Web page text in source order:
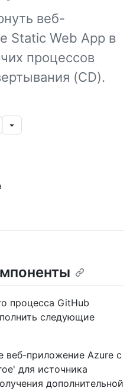
веб-
Static Web App в
процессов
(CD).
процесса GitHub
следующие
веб-приложение Azure с
для источника
дополнительной